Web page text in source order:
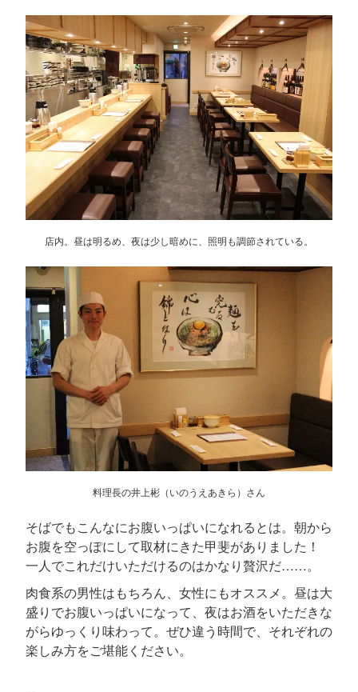
店内。昼は明るめ、夜は少し暗めに、照明も調節されている。
料理長の井上彬（いのうえあきら）さん
そばでもこんなにお腹いっぱいになれるとは。朝から
お腹を空っぽにして取材にきた甲斐がありました！
一人でこれだけいただけるのはかなり贅沢だ……。
肉食系の男性はもちろん、女性にもオススメ。昼は大
盛りでお腹いっぱいになって、夜はお酒をいただきな
がらゆっくり味わって。ぜひ違う時間で、それぞれの
楽しみ方をご堪能ください。